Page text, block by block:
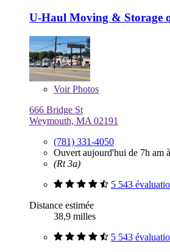
U-Haul Moving & Storage
VoirPhotos
666 Bridge St
Weymouth, MA 02191
(781) 331-4050
Ouvert aujourd'hui de 7h am
(Rt 3a)
5 543
Distance estimée
38,9 milles
5 543